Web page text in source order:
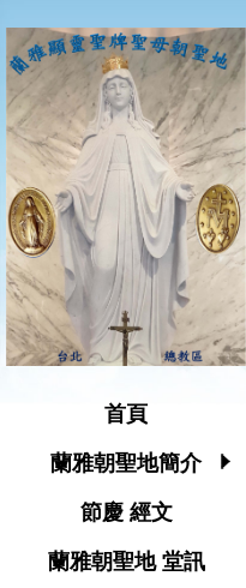
首頁
蘭雅朝聖地簡介
節慶 經文
蘭雅朝聖地 堂訊